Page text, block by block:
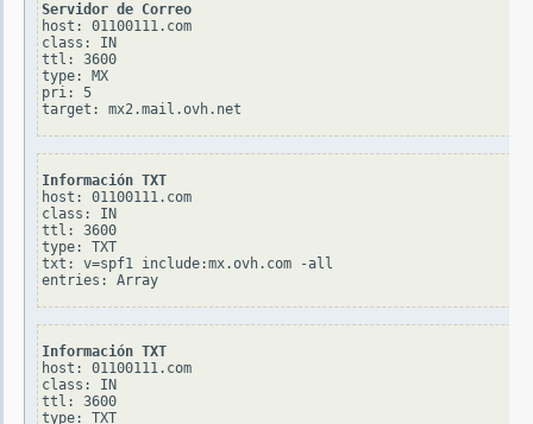
Servidor de Correo
host: 01100111.com
class: IN
ttl: 3600
type: MX
pri: 5
Información TXT
host: 01100111.com
class: IN
ttl: 3600
type: TXT
txt: v=spf1 include:mx.ovh.com -all
Información TXT
host: 01100111.com
class: IN
ttl: 3600
type: TXT